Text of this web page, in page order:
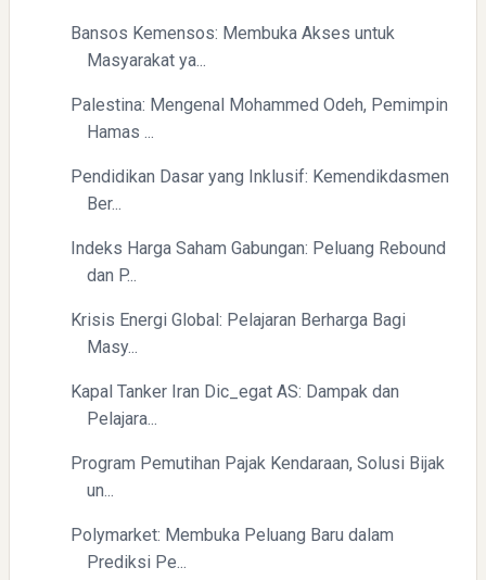
Kepatuhan Pajak
Pelajaran Berharga dari Kasus dr. Tifa dan Roy Suryo
Bansos Kemensos: Membuka Akses untuk
Masyarakat ya...
Palestina: Mengenal Mohammed Odeh, Pemimpin
Hamas ...
Pendidikan Dasar yang Inklusif: Kemendikdasmen
Ber...
Indeks Harga Saham Gabungan: Peluang Rebound
dan P...
Krisis Energi Global: Pelajaran Berharga Bagi
Masy...
Kapal Tanker Iran Dic_egat AS: Dampak dan
Pelajara...
Program Pemutihan Pajak Kendaraan, Solusi Bijak
un...
Polymarket: Membuka Peluang Baru dalam
Prediksi Pe...